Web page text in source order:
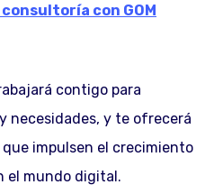
con GOM
contigo para
necesidades, y te ofrecerá
impulsen el crecimiento
el mundo digital.